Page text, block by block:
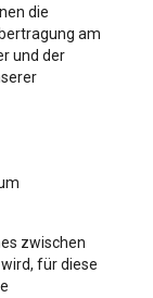
die
am
und der
zwischen
für diese